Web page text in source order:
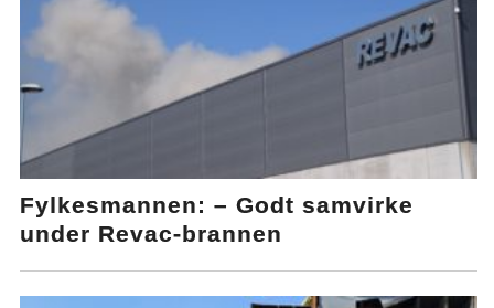
Fylkesmannen: – Godt samvirke
under Revac-brannen